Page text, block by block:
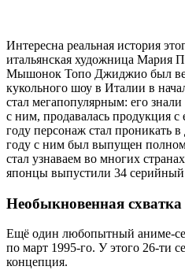
Интересна реальная история
итальянская художница Мария
Мышонок Топо Джиджио был
кукольного шоу в Италии в
стал мегапопулярным: его
с ним, продавалась продукция
году персонаж стал проникать
году с ним был выпущен
стал узнаваем во многих
японцы выпустили 34
Необыкновенная схватка
Ещё один любопытный аниме-
по март 1995-го. У этого 26-ти
концепция.